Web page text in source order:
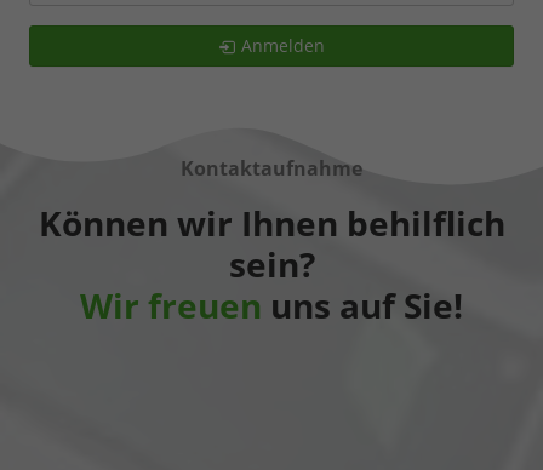
Anmelden
Kontaktaufnahme
Können wir Ihnen behilflich
sein?
Wir freuen uns auf Sie!